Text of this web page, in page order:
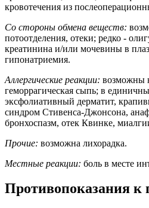
кровотечения из
Со стороны обмена веществ:
потоотделения, отеки; редко -
креатинина и/или мочевины в
гипонатриемия.
Аллергические реакции: возможны
геморрагическая сыпь; в
эксфолиативный дерматит,
синдром Стивенса-Джонсона,
бронхоспазм, отек Квинке,
Прочие: возможна лихорадка.
Местные реакции: боль в месте
Противопоказания